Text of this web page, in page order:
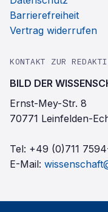
Barrierefreiheit
Vertrag widerrufen
KONTAKT ZUR
BILD DER
Ernst-Mey-Str. 8
70771 Leinfelden-
Tel: +49 (0)711
E-Mail: